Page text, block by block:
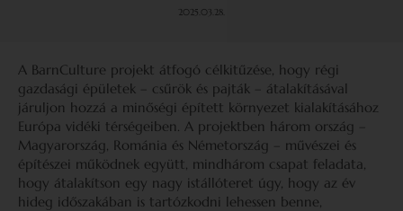
2025.03.28.
A BarnCulture projekt átfogó célkitűzése, hogy régi
gazdasági épületek – csűrök és pajták – átalakításával
járuljon hozzá a minőségi épített környezet kialakításához
Európa vidéki térségeiben. A projektben három ország –
Magyarország, Románia és Németország – művészei és
építészei működnek együtt, mindhárom csapat feladata,
hogy átalakítson egy nagy istállóteret úgy, hogy az év
hideg időszakában is tartózkodni lehessen benne,